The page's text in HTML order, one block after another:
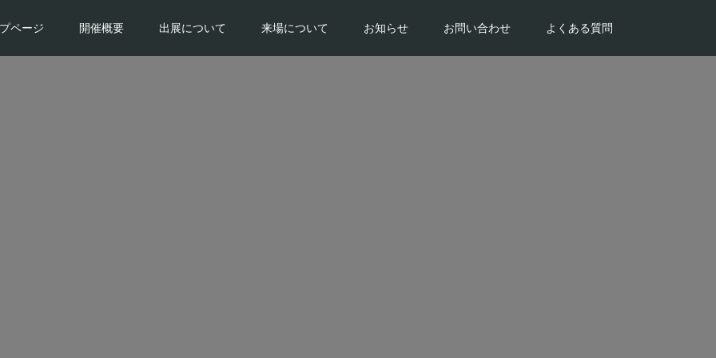
ページ 開催概要 出展について 来場について お知らせ お問い合わせ よくある質問